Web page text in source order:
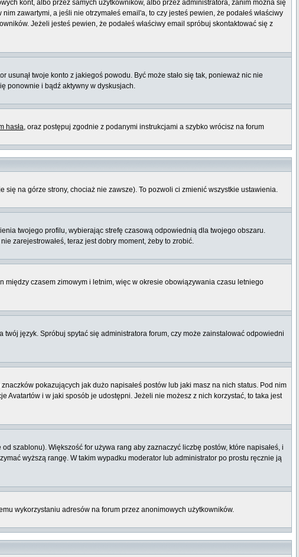
kont, albo przez samych użytkowników, albo przez administratora, zanim można się
zawartymi, a jeśli nie otrzymałeś email'a, to czy jesteś pewien, że podałeś właściwy
Jeżeli jesteś pewien, że podałeś właściwy email spróbuj skontaktować się z
twoje konto z jakiegoś powodu. Być może stało się tak, ponieważ nic nie
ponownie i bądź aktywny w dyskusjach.
hasła, oraz postępuj zgodnie z podanymi instrukcjami a szybko wrócisz na forum
się na górze strony, chociaż nie zawsze). To pozwoli ci zmienić wszystkie ustawienia.
twojego profilu, wybierając strefę czasową odpowiednią dla twojego obszaru.
zarejestrowałeś, teraz jest dobry moment, żeby to zrobić.
czasem zimowym i letnim, więc w okresie obowiązywania czasu letniego
język. Spróbuj spytać się administratora forum, czy może zainstalować odpowiedni
pokazujących jak dużo napisałeś postów lub jaki masz na nich status. Pod nim
Avatartów i w jaki sposób je udostępni. Jeżeli nie możesz z nich korzystać, to taka jest
szablonu). Większość for używa rang aby zaznaczyć liczbę postów, które napisałeś, i
wyższą rangę. W takim wypadku moderator lub administrator po prostu ręcznie ją
wykorzystaniu adresów na forum przez anonimowych użytkowników.